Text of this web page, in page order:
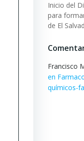
Inicio del
para
de El
Francisco
en
químicos-